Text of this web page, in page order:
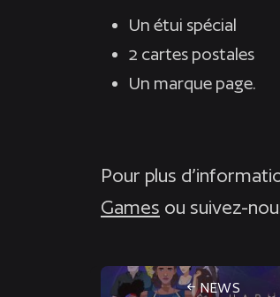
Un étui spécial
2 cartes postales
Un marque page.
Pour plus
Games ou suivez-
NEWS